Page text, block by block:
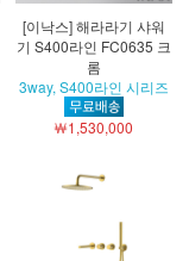
[이낙스] 해라라기 샤워
기 S400라인 FC0635 크
롬
3way, S400라인 시리즈
￦1,530,000